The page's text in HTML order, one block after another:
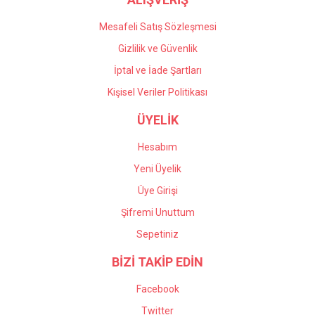
Mesafeli Satış Sözleşmesi
Gizlilik ve Güvenlik
İptal ve İade Şartları
Kişisel Veriler Politikası
ÜYELİK
Hesabım
Yeni Üyelik
Üye Girişi
Şifremi Unuttum
Sepetiniz
BİZİ TAKİP EDİN
Facebook
Twitter